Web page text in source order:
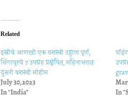
Related
इस्रोचे आणखी एक यशस्वी उड्डाण पूर्ण,
सिंगापूरचे 7 उपग्रह प्रक्षेपित, महिनाभरात
दुसरी यशस्वी मोहीम
July 30, 2023
In "India"
In